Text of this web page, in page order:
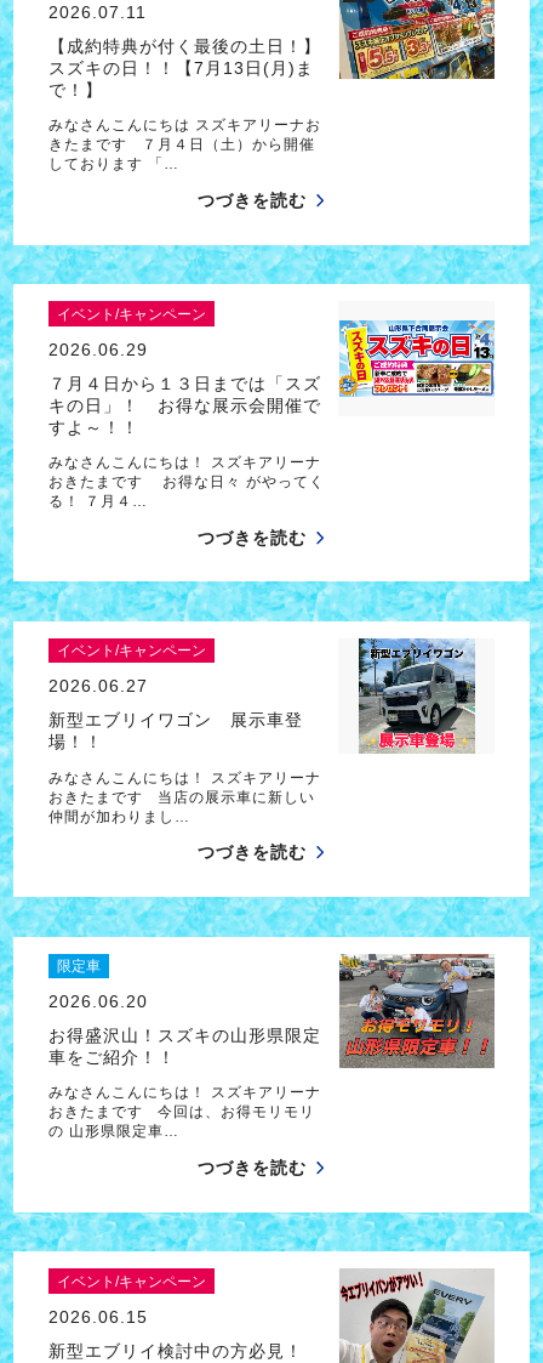
2026.07.11
【成約特典が付く最後の土日！】
スズキの日！！【7月13日(月)ま
で！】
みなさんこんにちは スズキアリーナお
きたまです ７月４日（土）から開催
しております 「…
つづきを読む
イベント/キャンペーン
2026.06.29
７月４日から１３日までは「スズ
キの日」！ お得な展示会開催で
すよ～！！
みなさんこんにちは！ スズキアリーナ
おきたまです お得な日々 がやってく
る！ ７月４…
つづきを読む
イベント/キャンペーン
2026.06.27
新型エブリイワゴン 展示車登
場！！
みなさんこんにちは！ スズキアリーナ
おきたまです 当店の展示車に新しい
仲間が加わりまし…
つづきを読む
限定車
2026.06.20
お得盛沢山！スズキの山形県限定
車をご紹介！！
みなさんこんにちは！ スズキアリーナ
おきたまです 今回は、お得モリモリ
の 山形県限定車…
つづきを読む
イベント/キャンペーン
2026.06.15
新型エブリイ検討中の方必見！